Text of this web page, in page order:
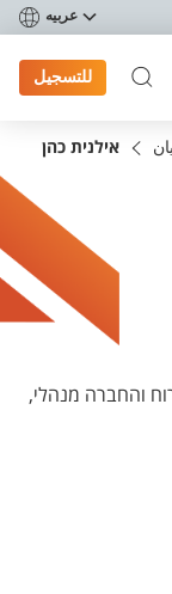
عربيه
للتسجيل
אילנית כהן
והחברה מנהלי,